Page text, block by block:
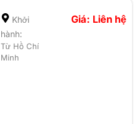
Khởi
hành:
Từ Hồ Chí
Minh
Giá: Liên hệ